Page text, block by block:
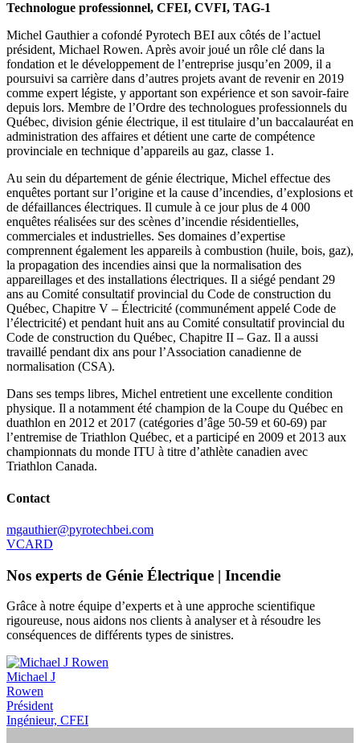
Technologue professionnel, CFEI, CVFI, TAG-1
Michel Gauthier a cofondé Pyrotech BEI aux côtés de l’actuel
président, Michael Rowen. Après avoir joué un rôle clé dans la
fondation et le développement de l’entreprise jusqu’en 2009, il a
poursuivi sa carrière dans d’autres projets avant de revenir en 2019
comme expert légiste, y apportant son expérience et son savoir-faire
depuis lors. Membre de l’Ordre des technologues professionnels du
Québec, division génie électrique, il est titulaire d’un baccalauréat en
administration des affaires et détient une carte de compétence
provinciale en technique d’appareils au gaz, classe 1.
Au sein du département de génie électrique, Michel effectue des
enquêtes portant sur l’origine et la cause d’incendies, d’explosions et
de défaillances électriques. Il cumule à ce jour plus de 4 000
enquêtes réalisées sur des scènes d’incendie résidentielles,
commerciales et industrielles. Ses domaines d’expertise
comprennent également les appareils à combustion (huile, bois, gaz),
la propagation des incendies ainsi que la normalisation des
appareillages et des installations électriques. Il a siégé pendant 29
ans au Comité consultatif provincial du Code de construction du
Québec, Chapitre V – Électricité (communément appelé Code de
l’électricité) et pendant huit ans au Comité consultatif provincial du
Code de construction du Québec, Chapitre II – Gaz. Il a aussi
travaillé pendant dix ans pour l’Association canadienne de
normalisation (CSA).
Dans ses temps libres, Michel entretient une excellente condition
physique. Il a notamment été champion de la Coupe du Québec en
duathlon en 2012 et 2017 (catégories d’âge 50-59 et 60-69) par
l’entremise de Triathlon Québec, et a participé en 2009 et 2013 aux
championnats du monde ITU à titre d’athlète canadien avec
Triathlon Canada.
Contact
mgauthier@pyrotechbei.com
VCARD
Nos experts de Génie Électrique | Incendie
Grâce à notre équipe d’experts et à une approche scientifique
rigoureuse, nous aidons nos clients à analyser et à résoudre les
conséquences de différents types de sinistres.
Michael J
Rowen
Président
Ingénieur, CFEI